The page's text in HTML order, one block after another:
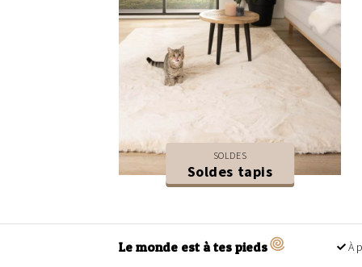
SOLDES
Soldes tapis
Le monde est à tes pieds À